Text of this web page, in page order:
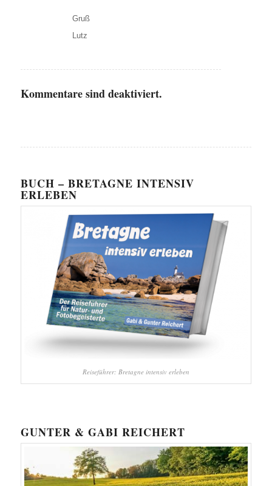
Gruß
Lutz
Kommentare sind deaktiviert.
BUCH – BRETAGNE INTENSIV
ERLEBEN
Reiseführer: Bretagne intensiv erleben
GUNTER & GABI REICHERT